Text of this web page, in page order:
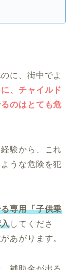
に、街中でよ
、チャイルド
のはとても危
験から、これ
うな危険を犯
専用「子供乗
してくださ
あがります。